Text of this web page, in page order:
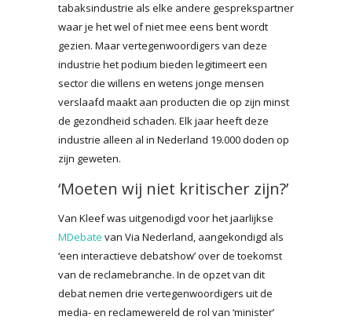
tabaksindustrie als elke andere gesprekspartner
waar je het wel of niet mee eens bent wordt
gezien. Maar vertegenwoordigers van deze
industrie het podium bieden legitimeert een
sector die willens en wetens jonge mensen
verslaafd maakt aan producten die op zijn minst
de gezondheid schaden. Elk jaar heeft deze
industrie alleen al in Nederland 19.000 doden op
zijn geweten.
‘Moeten wij niet kritischer zijn?’
Van Kleef was uitgenodigd voor het jaarlijkse
MDebate van Via Nederland, aangekondigd als
‘een interactieve debatshow’ over de toekomst
van de reclamebranche. In de opzet van dit
debat nemen drie vertegenwoordigers uit de
media- en reclamewereld de rol van ‘minister’